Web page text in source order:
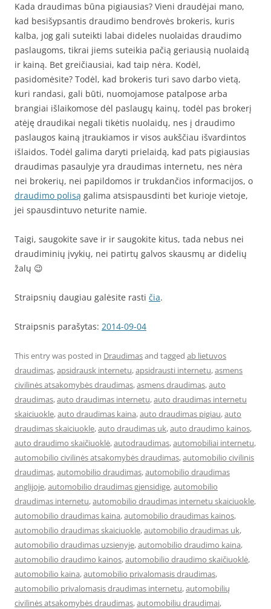
Kada draudimas būna pigiausias? Vieni draudėjai mano,
kad besišypsantis draudimo bendrovės brokeris, kuris
kalba, jog gali suteikti labai dideles nuolaidas draudimo
paslaugoms, tikrai jiems suteikia pačią geriausią nuolaidą
ir kainą. Bet greičiausiai, kad taip nėra. Kodėl,
pasidomėsite? Todėl, kad brokeris turi savo darbo vietą,
kuri randasi, gali būti, nuomojamose patalpose arba
brangiai išlaikomose dėl paslaugų kainų, todėl pas brokerį
atėję draudikai negali tikėtis nuolaidų, nes į draudimo
paslaugos kainą įtraukiamos ir visos aukščiau išvardintos
išlaidos. Todėl galima daryti prielaidą, kad pats pigiausias
draudimas pasaulyje yra draudimas internetu, nes nėra
nei brokerių, nei papildomos ir trukdančios informacijos, o
draudimo polisą galima atsispausdinti bet kurioje vietoje,
jei spausdintuvo neturite namie.
Taigi, saugokite save ir ir saugokite kitus, tada nebus nei
draudiminių įvykių, nei patirtų galvos skausmų ar didelių
žalų 😉
Straipsnių daugiau galėsite rasti čia.
Straipsnis parašytas: 2014-09-04
This entry was posted in Draudimasand tagged ab lietuvos
draudimas,apsidrausk internetu,apsidrausti internetu,asmens
civilinės atsakomybės draudimas,asmens draudimas,auto
draudimas,auto draudimas internetu,auto draudimas internetu
skaiciuokle,auto draudimas kaina,auto draudimas pigiau,auto
draudimas skaiciuokle,auto draudimas uk,auto draudimo kainos,
auto draudimo skaičiuoklė,autodraudimas,automobiliai internetu,
automobilio civilinės atsakomybės draudimas,automobilio civilinis
draudimas,automobilio draudimas,automobilio draudimas
anglijoje,automobilio draudimas gjensidige,automobilio
draudimas internetu,automobilio draudimas internetu skaiciuokle,
automobilio draudimas kaina,automobilio draudimas kainos,
automobilio draudimas skaiciuokle,automobilio draudimas uk,
automobilio draudimas uzsienyje,automobilio draudimo kaina,
automobilio draudimo kainos,automobilio draudimo skaičiuoklė,
automobilio kaina,automobilio privalomasis draudimas,
automobilio privalomasis draudimas internetu,automobilių
civilinės atsakomybės draudimas,automobiliu draudimai,